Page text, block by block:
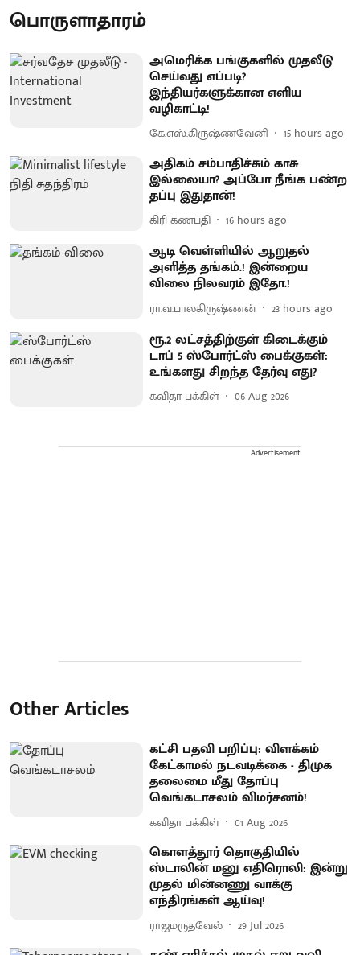
பொருளாதாரம்
அமெரிக்க பங்குகளில் முதலீடு
செய்வது எப்படி?
இந்தியர்களுக்கான எளிய
வழிகாட்டி!
கே.எஸ்.கிருஷ்ணவேனி 15 hours ago
அதிகம் சம்பாதிச்சும் காசு
இல்லையா? அப்போ நீங்க பண்ற
தப்பு இதுதான்!
கிரி கணபதி 16 hours ago
ஆடி வெள்ளியில் ஆறுதல்
அளித்த தங்கம்.! இன்றைய
விலை நிலவரம் இதோ.!
ரா.வ.பாலகிருஷ்ணன் 23 hours ago
ரூ.2 லட்சத்திற்குள் கிடைக்கும்
டாப் 5 ஸ்போர்ட்ஸ் பைக்குகள்:
உங்களது சிறந்த தேர்வு எது?
கவிதா பக்கிள் 06 Aug 2026
Advertisement
Other Articles
கட்சி பதவி பறிப்பு: விளக்கம்
கேட்காமல் நடவடிக்கை - திமுக
தலைமை மீது தோப்பு
வெங்கடாசலம் விமர்சனம்!
கவிதா பக்கிள் 01 Aug 2026
கொளத்தூர் தொகுதியில்
ஸ்டாலின் மனு எதிரொலி: இன்று
முதல் மின்னணு வாக்கு
எந்திரங்கள் ஆய்வு!
ராஜமருதவேல் 29 Jul 2026